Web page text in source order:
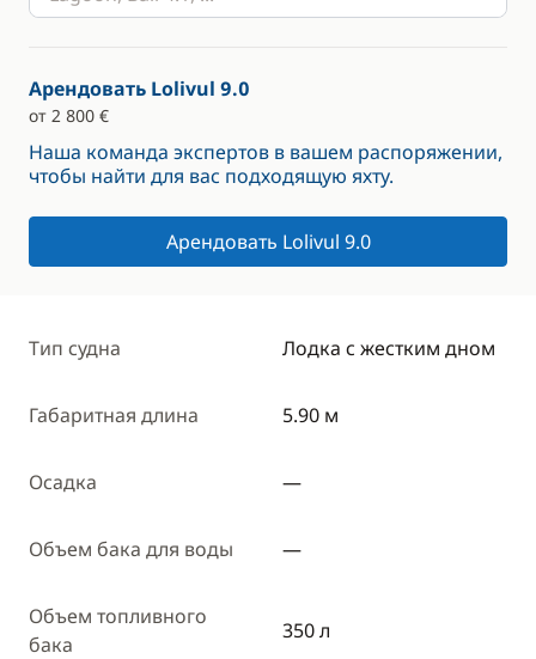
Арендовать Lolivul 9.0
от 2 800 €
Наша команда экспертов в вашем распоряжении,
чтобы найти для вас подходящую яхту.
Арендовать Lolivul 9.0
Тип судна Лодка с жестким дном
Габаритная длина 5.90 м
Осадка —
Объем бака для воды —
Объем топливного
бака
350 л